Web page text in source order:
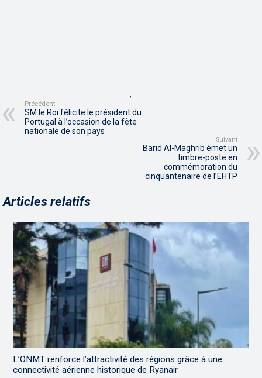
,
Précédent
SM le Roi félicite le président du
Portugal à l’occasion de la fête
nationale de son pays
Suivant
Barid Al-Maghrib émet un
timbre-poste en
commémoration du
cinquantenaire de l’EHTP
Articles relatifs
L’ONMT renforce l’attractivité des régions grâce à une
connectivité aérienne historique de Ryanair